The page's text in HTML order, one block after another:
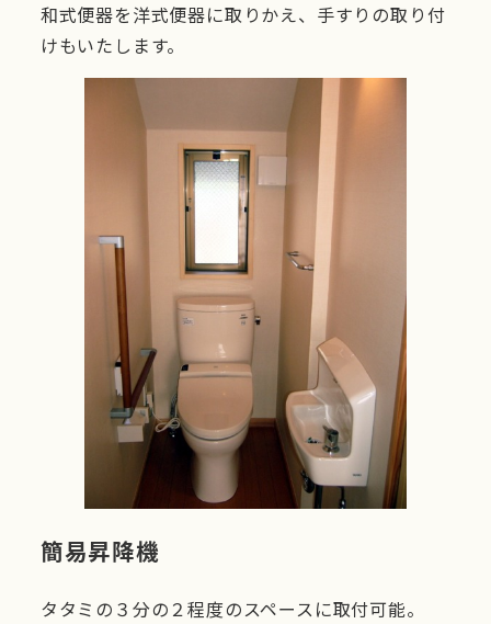
和式便器を洋式便器に取りかえ、手すりの取り付
けもいたします。
簡易昇降機
タタミの３分の２程度のスペースに取付可能。